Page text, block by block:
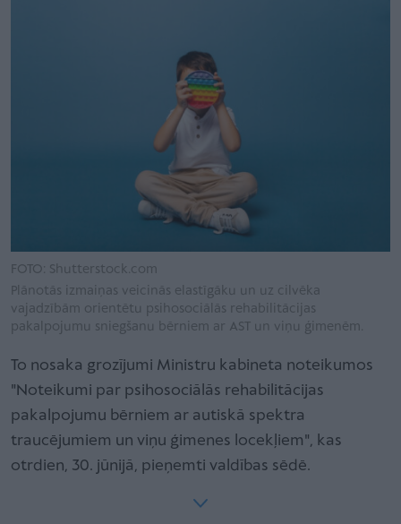
FOTO: Shutterstock.com
Plānotās izmaiņas veicinās elastīgāku un uz cilvēka
vajadzībām orientētu psihosociālās rehabilitācijas
pakalpojumu sniegšanu bērniem ar AST un viņu ģimenēm.
To nosaka grozījumi Ministru kabineta noteikumos
"Noteikumi par psihosociālās rehabilitācijas
pakalpojumu bērniem ar autiskā spektra
traucējumiem un viņu ģimenes locekļiem", kas
otrdien, 30. jūnijā, pieņemti valdības sēdē.